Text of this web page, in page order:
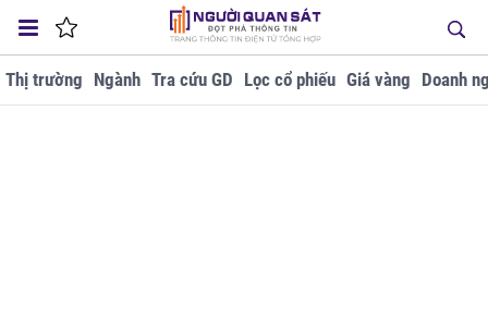
Thị trường Ngành Tra cứu GD Lọc cổ phiếu Giá vàng Doanh